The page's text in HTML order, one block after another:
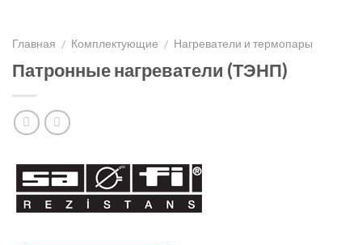
Главная / Комплектующие / Нагреватели и термопары
Патронные нагреватели (ТЭНП)